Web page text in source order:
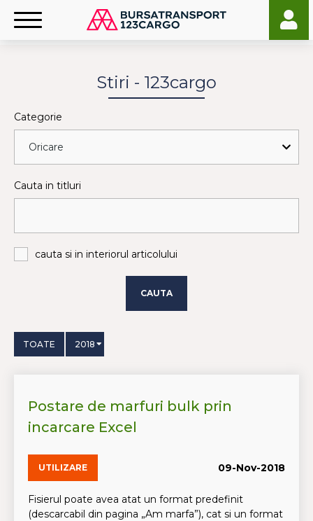
Stiri - 123cargo
Categorie
Cauta in titluri
cauta si in interiorul articolului
CAUTA
TOATE 2018
Postare de marfuri bulk prin
incarcare Excel
UTILIZARE 09-Nov-2018
Fisierul poate avea atat un format predefinit
(descarcabil din pagina „Am marfa”), cat si un format